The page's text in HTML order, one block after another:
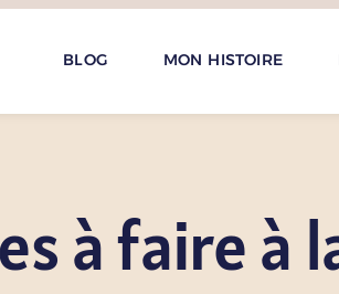
BLOG MON HISTOIRE
à faire